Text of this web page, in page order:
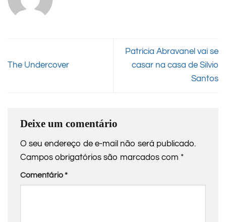
The Undercover
Patricia Abravanel vai se
casar na casa de Silvio
Santos
Deixe um comentário
O seu endereço de e-mail não será publicado.
Campos obrigatórios são marcados com *
Comentário*